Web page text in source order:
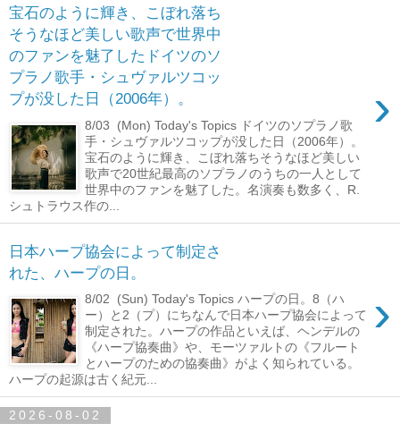
宝石のように輝き、こぼれ落ち
そうなほど美しい歌声で世界中
のファンを魅了したドイツのソ
プラノ歌手・シュヴァルツコッ
プが没した日（2006年）。
›
8/03 (Mon) Today's Topics ドイツのソプラノ歌
手・シュヴァルツコップが没した日（2006年）。
宝石のように輝き、こぼれ落ちそうなほど美しい
歌声で20世紀最高のソプラノのうちの一人として
世界中のファンを魅了した。名演奏も数多く、R.
シュトラウス作の...
日本ハープ協会によって制定さ
れた、ハープの日。
›
8/02 (Sun) Today's Topics ハープの日。8（ハ
ー）と2（プ）にちなんで日本ハープ協会によって
制定された。ハープの作品といえば、ヘンデルの
《ハープ協奏曲》や、モーツァルトの《フルート
とハープのための協奏曲》がよく知られている。
ハープの起源は古く紀元...
2026-08-02